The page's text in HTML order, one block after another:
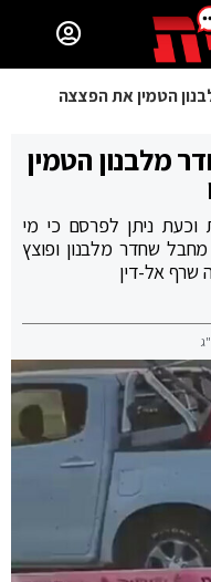
הטמין את הפצצה
מלבנון הטמין
וכעת ניתן לפרסם כי מי
שחדר מלבנון ופוצץ
שרף אל-דין